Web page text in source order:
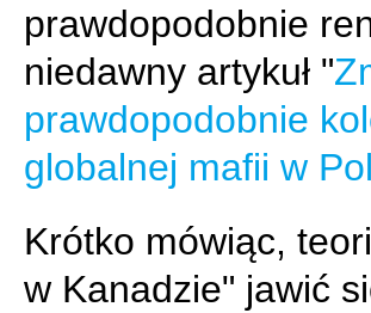
prawdopodobnie
niedawny artykuł "
prawdopodobnie
globalnej mafii w
Krótko mówiąc,
w Kanadzie" jawić